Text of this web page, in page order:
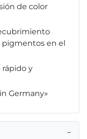
de color
pigmentos en el
rápido y
Germany»
−